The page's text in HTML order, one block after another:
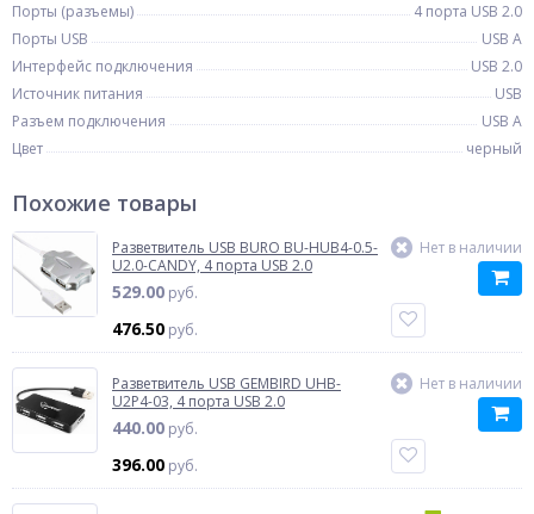
Порты (разъемы)
4 порта USB 2.0
Порты USB
USB A
Интерфейс подключения
USB 2.0
Источник питания
USB
Разъем подключения
USB A
Цвет
черный
Похожие товары
Разветвитель USB BURO BU-HUB4-0.5-
U2.0-CANDY, 4 порта USB 2.0
529.00 руб.
476.50 руб.
Нет в наличии
Разветвитель USB GEMBIRD UHB-
U2P4-03, 4 порта USB 2.0
440.00 руб.
396.00 руб.
Нет в наличии